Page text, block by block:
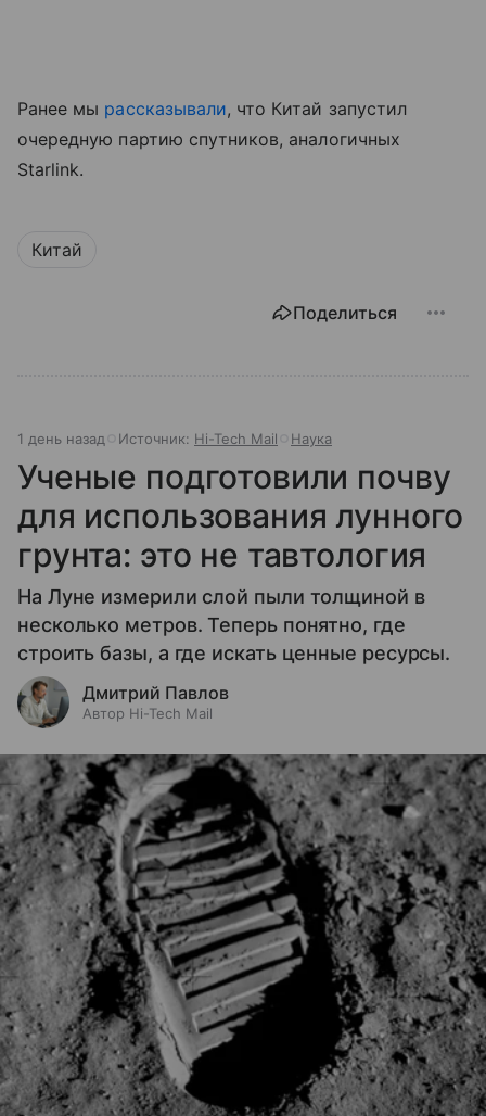
Ранее мы рассказывали, что Китай запустил
очередную партию спутников, аналогичных
Starlink.
Китай
Поделиться
1 день назад Источник: Hi-Tech Mail Наука
Ученые подготовили почву
для использования лунного
грунта: это не тавтология
На Луне измерили слой пыли толщиной в
несколько метров. Теперь понятно, где
строить базы, а где искать ценные ресурсы.
Дмитрий Павлов
Автор Hi-Tech Mail